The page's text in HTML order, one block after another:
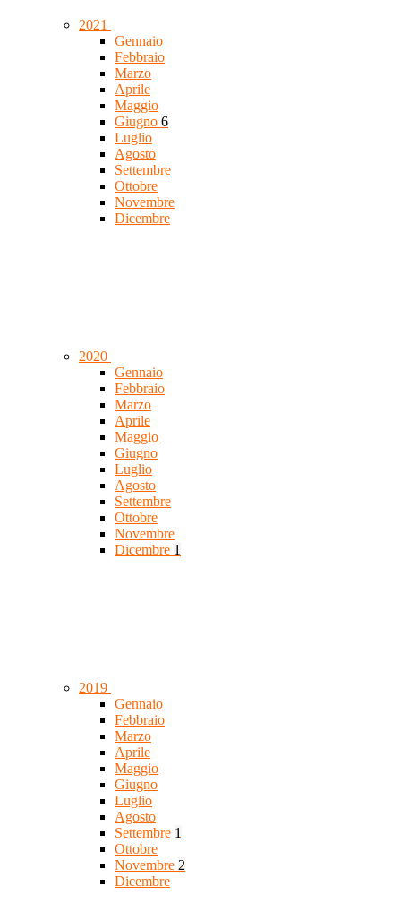
2021
Gennaio
Febbraio
Marzo
Aprile
Maggio
Giugno 6
Luglio
Agosto
Settembre
Ottobre
Novembre
Dicembre
2020
Gennaio
Febbraio
Marzo
Aprile
Maggio
Giugno
Luglio
Agosto
Settembre
Ottobre
Novembre
Dicembre 1
2019
Gennaio
Febbraio
Marzo
Aprile
Maggio
Giugno
Luglio
Agosto
Settembre 1
Ottobre
Novembre 2
Dicembre